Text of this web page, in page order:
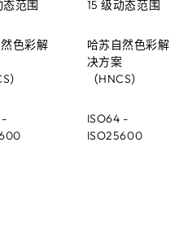
态范围 15 级动态范围
色彩解
）
哈苏自然色彩解
决方案
（HNCS）
-
ISO64 -
ISO25600